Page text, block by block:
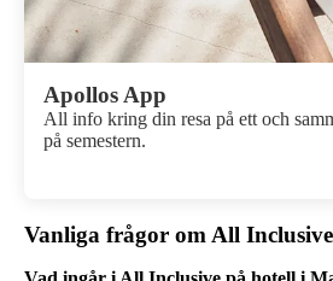
Apollos App
All info kring din resa på ett och
på semestern.
Vanliga frågor om All